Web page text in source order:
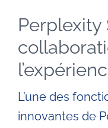
Perplexity
L’une des
innovantes de